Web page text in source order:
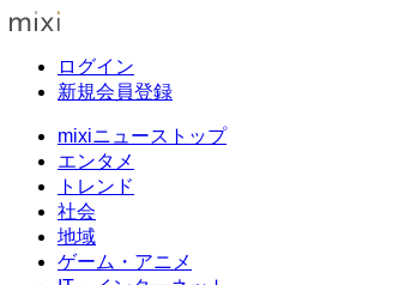
ログイン
新規会員登録
mixiニューストップ
エンタメ
トレンド
社会
地域
ゲーム・アニメ